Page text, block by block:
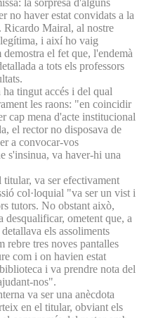
no haver estat convidats a la
Mairal, al nostre
i així ho vaig
el fet que, l'endemà
a tots els professors
tingut accés i del qual
les raons: "en coincidir
cap mena d'acte institucional
el rector no disposava de
a convocar-vos
s'insinua, va haver-hi una
va ser efectivament
col·loquial "va ser un vist i
tutors. No obstant això,
desqualificar, ometent que, a
els assoliments
rebre tres noves pantalles
com i on havien estat
i va prendre nota del
nos".
va ser una anècdota
en el titular, obviant els